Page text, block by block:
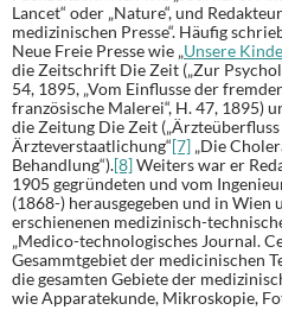
Lancet“ oder „Nature“, und
medizinischen Presse“. Häufig
Neue Freie Presse wie „Unsere
die Zeitschrift Die Zeit („Zur
54, 1895, „Vom Einflusse der
französische Malerei“, H. 47, 1895)
die Zeitung Die Zeit
Ärzteverstaatlichung“[7] „Die
Behandlung“).[8]Weiters war er
1905 gegründeten und vom
(1868-) herausgegeben und in Wien
erschienenen medizinisch-
„Medico-technologisches Journal.
Gesammtgebiet der medicinischen
die gesamten Gebiete der
wie Apparatekunde, Mikroskopie,